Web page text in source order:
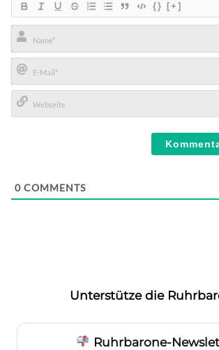
{} [+]
Name*
E-
Mail*
0 COMMENTS
Unterstütze die
Ruhrbarone-